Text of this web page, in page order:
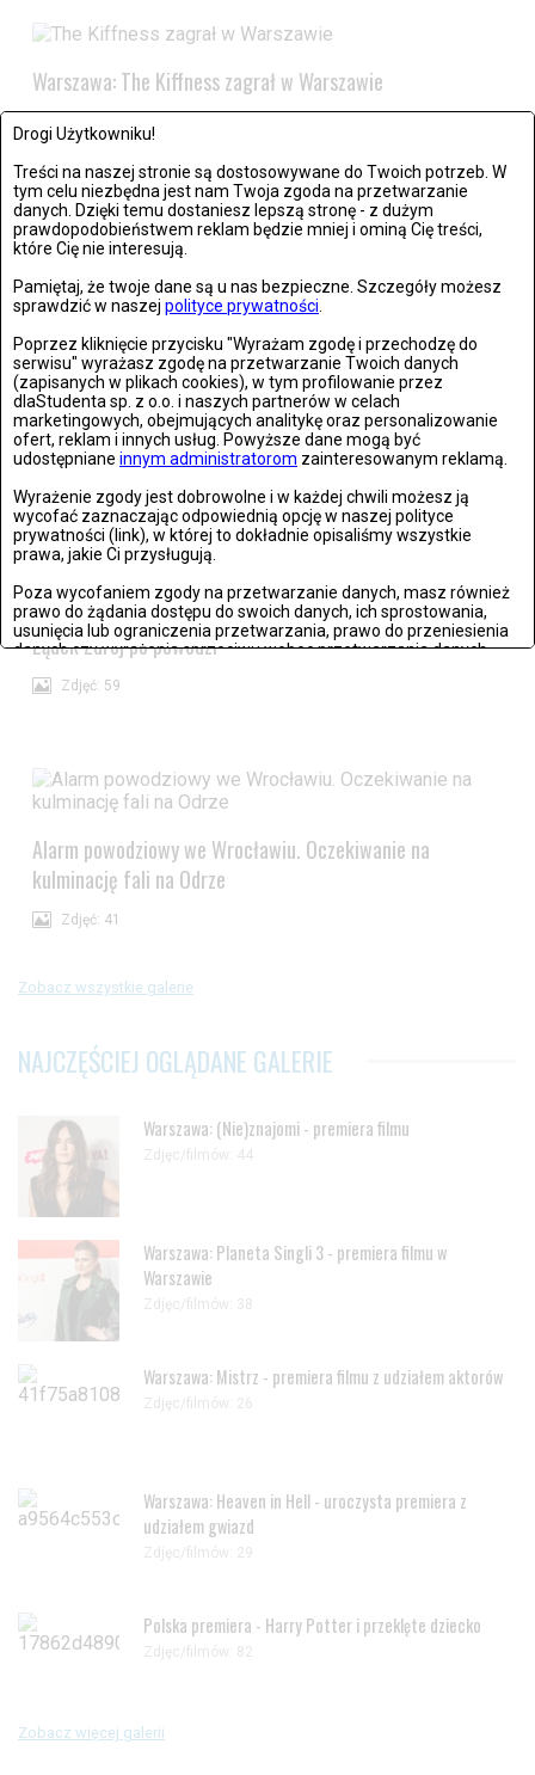
Drogi Użytkowniku!
Treści na naszej stronie są dostosowywane do Twoich potrzeb. W
tym celu niezbędna jest nam Twoja zgoda na przetwarzanie
danych. Dzięki temu dostaniesz lepszą stronę - z dużym
prawdopodobieństwem reklam będzie mniej i ominą Cię treści,
które Cię nie interesują.
Pamiętaj, że twoje dane są u nas bezpieczne. Szczegóły możesz
sprawdzić w naszej polityce prywatności
Poprzez kliknięcie przycisku "Wyrażam zgodę i przechodzę do
serwisu" wyrażasz zgodę na przetwarzanie Twoich danych
(zapisanych w plikach cookies), w tym profilowanie przez
dlaStudenta sp. z o.o. i naszych partnerów w celach
marketingowych, obejmujących analitykę oraz personalizowanie
ofert, reklam i innych usług. Powyższe dane mogą być
udostępniane innym administratorom zainteresowanym reklamą.
Wyrażenie zgody jest dobrowolne i w każdej chwili możesz ją
wycofać zaznaczając odpowiednią opcję w naszej polityce
prywatności (link), w której to dokładnie opisaliśmy wszystkie
prawa, jakie Ci przysługują.
Poza wycofaniem zgody na przetwarzanie danych, masz również
prawo do żądania dostępu do swoich danych, ich sprostowania,
usunięcia lub ograniczenia przetwarzania, prawo do przeniesienia
danych czy wyrażenia sprzeciwu wobec przetwarzania danych.
Jeżeli nie chcesz wyrazić zgody na przetwarzanie plików cookies,
Warszawa: The Kiffness zagrał w Warszawie
Wrocław: Romeo i Julia - próba prasowa we wrocławskim
Teatrze Capitol
Zdjęć: 26
Stronie Śląskie w ruinach: skutki niszczycielskiej powodzi
Zdjęć: 25
Lądek Zdrój po powodzi
Zdjęć: 59
Alarm powodziowy we Wrocławiu. Oczekiwanie na
kulminację fali na Odrze
Zdjęć: 41
Zobacz wszystkie galerie
NAJCZĘŚCIEJ OGLĄDANE GALERIE
Warszawa: (Nie)znajomi - premiera filmu
Zdjęc/filmów: 44
Warszawa: Planeta Singli 3 - premiera filmu w
Warszawie
Zdjęc/filmów: 38
Warszawa: Mistrz - premiera filmu z udziałem aktorów
Zdjęc/filmów: 26
Warszawa: Heaven in Hell - uroczysta premiera z
udziałem gwiazd
Zdjęc/filmów: 29
Polska premiera - Harry Potter i przeklęte dziecko
Zdjęc/filmów: 82
Zobacz więcej galerii